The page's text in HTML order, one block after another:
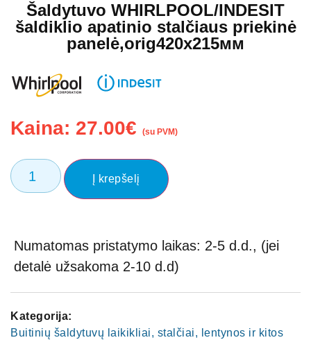
Šaldytuvo WHIRLPOOL/INDESIT
šaldiklio apatinio stalčiaus priekinė
panelė,orig420х215мм
Kaina: 27.00€ (su PVM)
Į krepšelį
Numatomas pristatymo laikas: 2-5 d.d., (jei
detalė užsakoma 2-10 d.d)
Kategorija:
Buitinių šaldytuvų laikikliai, stalčiai, lentynos ir kitos